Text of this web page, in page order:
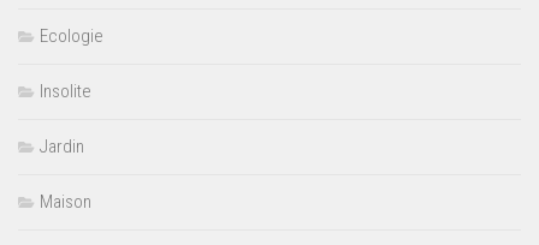
Ecologie
Insolite
Jardin
Maison